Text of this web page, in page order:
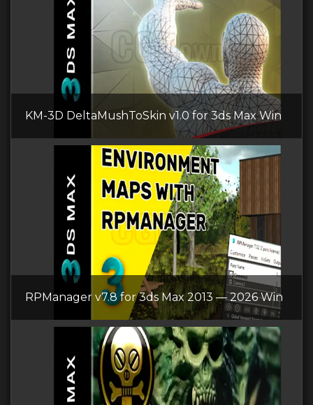
KM-3D DeltaMushToSkin v1.0 for 3ds Max Win
RPManager v7.8 for 3ds Max 2013 — 2026 Win